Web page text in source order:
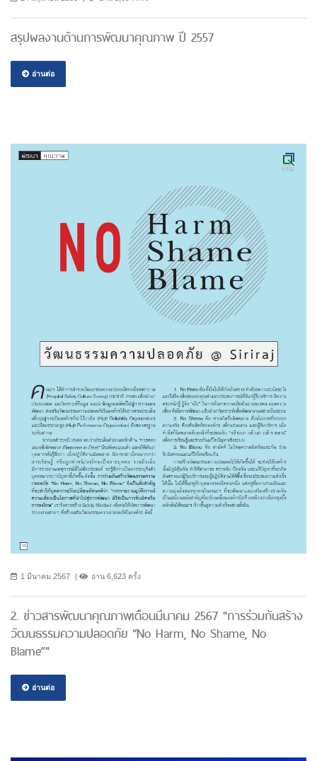
สรุปผลงานด้านการพัฒนาคุณภาพ ปี 2557
อ่านต่อ
1 มีนาคม 2567 อ่าน 6,623 ครั้ง
2. ข่าวสารพัฒนาคุณภาพเดือนมีนาคม 2567 "การร่วมกันสร้าง
วัฒนธรรมความปลอดภัย “No Harm, No Shame, No
Blame”"
อ่านต่อ